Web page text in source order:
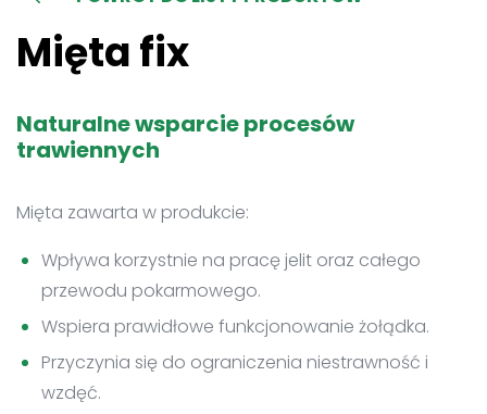
Mięta fix
Naturalne wsparcie procesów
trawiennych
Mięta zawarta w produkcie:
Wpływa korzystnie na pracę jelit oraz całego
przewodu pokarmowego.
Wspiera prawidłowe funkcjonowanie żołądka.
Przyczynia się do ograniczenia niestrawność i
wzdęć.